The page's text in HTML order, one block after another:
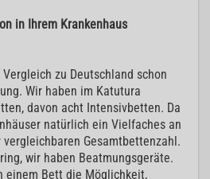
in Ihrem Krankenhaus
Vergleich zu Deutschland schon
Wir haben im Katutura
davon acht Intensivbetten. Da
natürlich ein Vielfaches an
Gesamtbettenzahl.
wir haben Beatmungsgeräte.
einem Bett die Möglichkeit,